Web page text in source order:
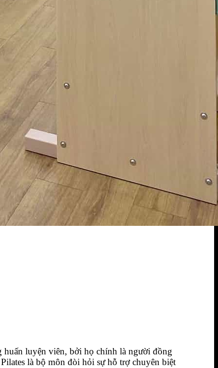
huấn luyện viên, bởi họ chính là người đồng
là bộ môn đòi hỏi sự hỗ trợ chuyên biệt